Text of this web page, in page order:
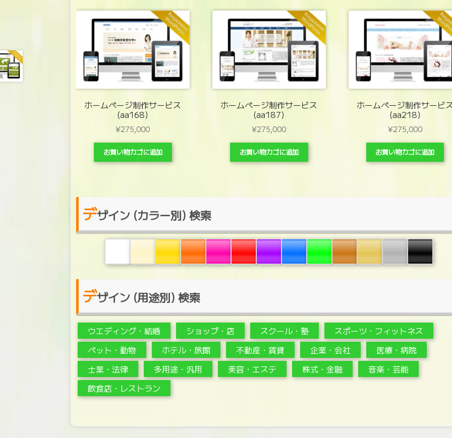
ホームページ制作サービス
(aa168)
¥275,000
お買い物カゴに追加
ホームページ制作サービス
(aa187)
¥275,000
お買い物カゴに追加
ホームページ制作サービ
(aa218)
¥275,000
お買い物カゴに追加
デザイン (カラー別) 検索
デザイン (用途別) 検索
ウエディング・結婚 ショップ・店 スクール・塾
スポーツ・フィットネス
ペット・動物
ホテル・旅館 不動産・賃貸 企業・会社
医療・病院
士業・法律
多用途・汎用 美容・エステ 株式・金融
音楽・芸能
飲食店・レストラン